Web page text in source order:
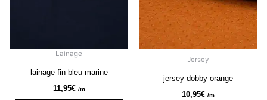
Lainage
lainage fin bleu marine
11,95€ /m
Jersey
jersey dobby orange
10,95€ /m